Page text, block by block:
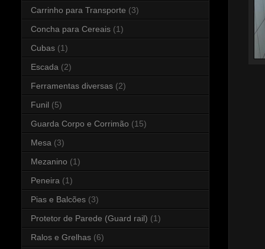
Carrinho para Transporte (3)
Concha para Cereais (1)
Cubas (1)
Escada (2)
Ferramentas diversas (2)
Funil (5)
Guarda Corpo e Corrimão (15)
Mesa (3)
Mezanino (1)
Peneira (1)
Pias e Balcões (3)
Protetor de Parede (Guard rail) (1)
Ralos e Grelhas (6)